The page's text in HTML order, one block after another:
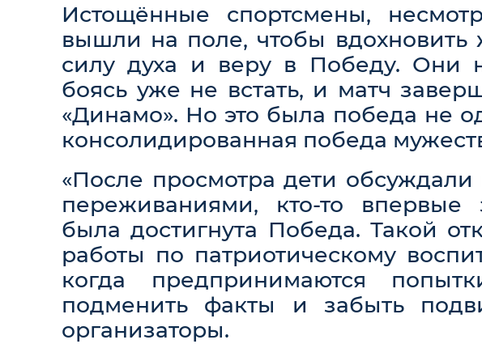
Истощённые спортсмены,
вышли на поле, чтобы вдохновить
силу духа и веру в Победу. Они
боясь уже не встать, и матч
«Динамо». Но это была победа не
консолидированная победа
«После просмотра дети
переживаниями, кто-то впервые
была достигнута Победа. Такой
работы по патриотическому
когда предпринимаются
подменить факты и забыть
организаторы.